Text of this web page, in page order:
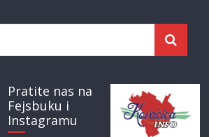
Pratite nas na
Fejsbuku i
Instagramu